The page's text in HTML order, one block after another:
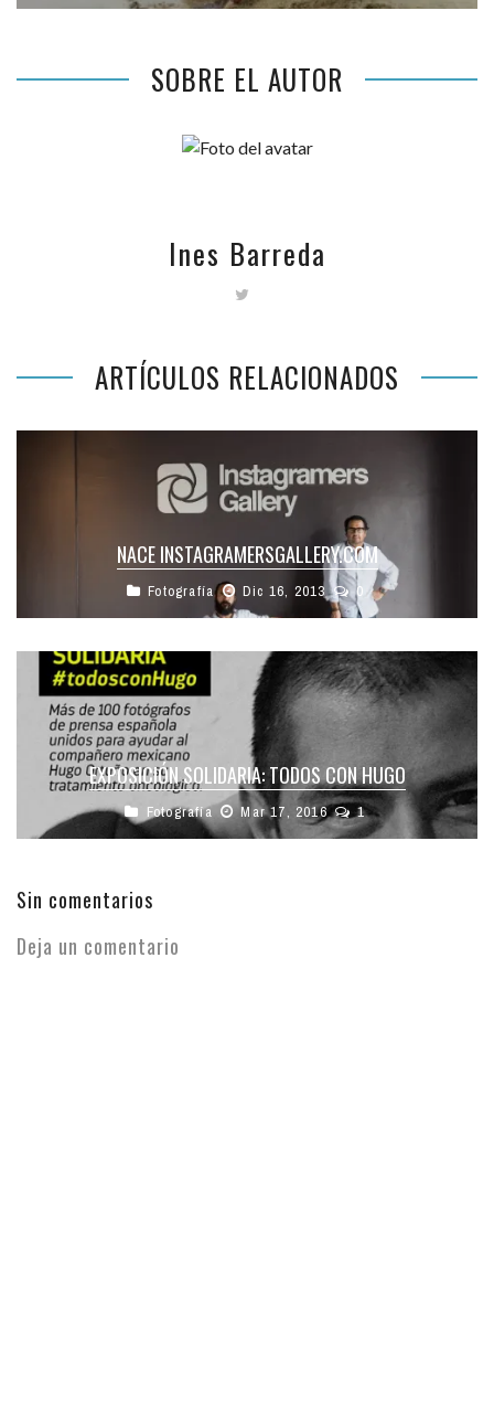
SOBRE EL AUTOR
Ines Barreda
ARTÍCULOS RELACIONADOS
NACE INSTAGRAMERSGALLERY.COM
Fotografía Dic 16, 2013 0
EXPOSICIÓN SOLIDARIA: TODOS CON HUGO
Fotografía Mar 17, 2016 1
Sin comentarios
Deja un comentario